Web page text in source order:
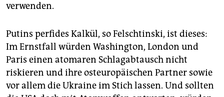
verwenden.
Putins perfides Kalkül, so Felschtinski, ist dieses:
Im Ernstfall würden Washington, London und
Paris einen atomaren Schlagabtausch nicht
riskieren und ihre osteuropäischen Partner sowie
vor allem die Ukraine im Stich lassen. Und sollten